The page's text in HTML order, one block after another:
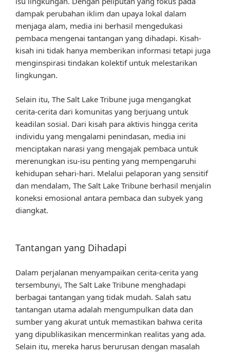
dampak perubahan iklim dan upaya lokal dalam
menjaga alam, media ini berhasil mengedukasi
pembaca mengenai tantangan yang dihadapi. Kisah-
kisah ini tidak hanya memberikan informasi tetapi juga
menginspirasi tindakan kolektif untuk melestarikan
lingkungan.
Selain itu, The Salt Lake Tribune juga mengangkat
cerita-cerita dari komunitas yang berjuang untuk
keadilan sosial. Dari kisah para aktivis hingga cerita
individu yang mengalami penindasan, media ini
menciptakan narasi yang mengajak pembaca untuk
merenungkan isu-isu penting yang mempengaruhi
kehidupan sehari-hari. Melalui pelaporan yang sensitif
dan mendalam, The Salt Lake Tribune berhasil menjalin
koneksi emosional antara pembaca dan subyek yang
diangkat.
Tantangan yang Dihadapi
Dalam perjalanan menyampaikan cerita-cerita yang
tersembunyi, The Salt Lake Tribune menghadapi
berbagai tantangan yang tidak mudah. Salah satu
tantangan utama adalah mengumpulkan data dan
sumber yang akurat untuk memastikan bahwa cerita
yang dipublikasikan mencerminkan realitas yang ada.
Selain itu, mereka harus berurusan dengan masalah